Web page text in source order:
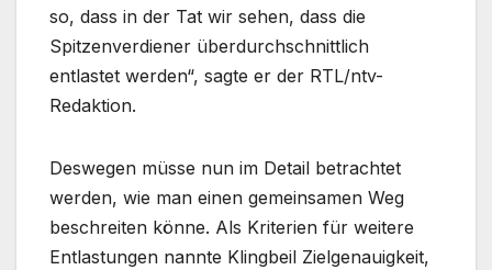
so, dass in der Tat wir sehen, dass die
Spitzenverdiener überdurchschnittlich
entlastet werden“, sagte er der RTL/ntv-
Redaktion.
Deswegen müsse nun im Detail betrachtet
werden, wie man einen gemeinsamen Weg
beschreiten könne. Als Kriterien für weitere
Entlastungen nannte Klingbeil Zielgenauigkeit,